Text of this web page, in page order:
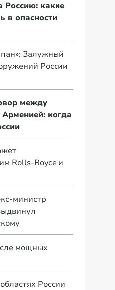
Россию: какие
в опасности
Залужный
России
между
когда
Rolls-Royce и
министр
мощных
России